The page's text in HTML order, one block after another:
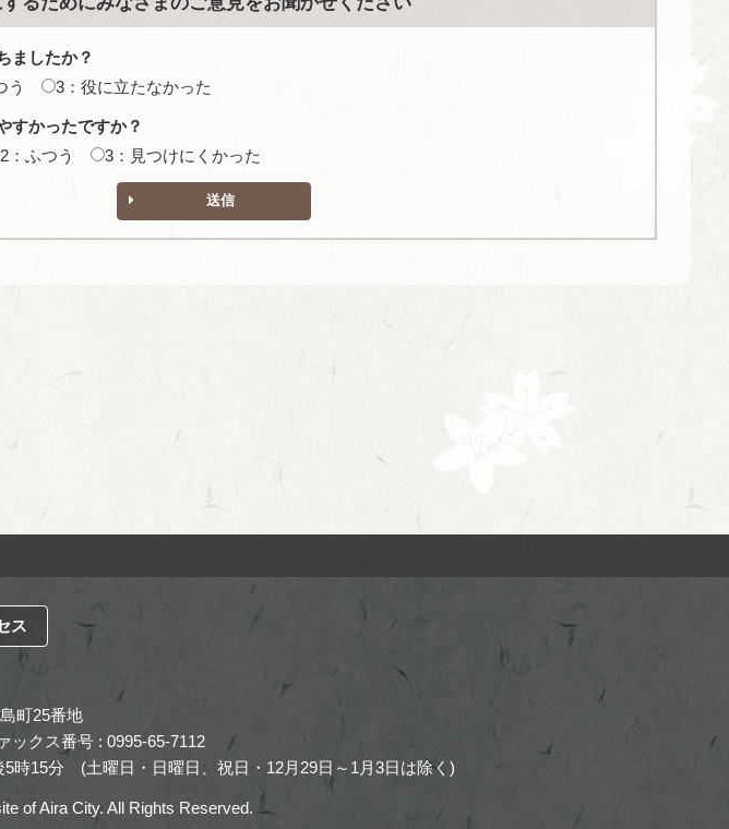
ましたか？
う 3：役に立たなかった
すかったですか？
2：ふつう 3：見つけにくかった
送信
ス
町25番地
ックス番号 : 0995-65-7112
5時15分
(土曜日・日曜日、祝日・12月29日～1月3日は除く)
of Aira City. All Rights Reserved.